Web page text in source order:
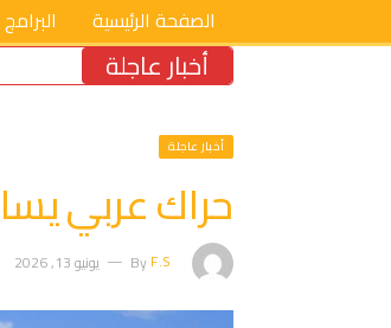
الصفحة الرئيسية البرامج
أخبار عاجلة
أخبار عاجلة
حراك عربي
ByF.S يونيو 13, 2026